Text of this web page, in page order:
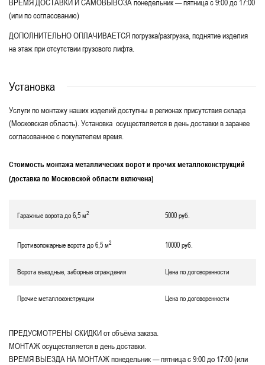
ВРЕМЯ ДОСТАВКИ И САМОВЫВОЗА понедельник — пятница с 9:00 до 17:00
(или по согласованию)
ДОПОЛНИТЕЛЬНО ОПЛАЧИВАЕТСЯ погрузка/разгрузка, поднятие изделия
на этаж при отсутствии грузового лифта.
Установка
Услуги по монтажу наших изделий доступны в регионах присутствия склада
(Московская область). Установка осуществляется в день доставки в заранее
согласованное с покупателем время.
Стоимость монтажа металлических ворот и прочих металлоконструкций
(доставка по Московской области включена)
Гаражные ворота до 6,5 м2 5000 руб.
Противопожарные ворота до 6,5 м2 10000 руб.
Ворота въездные, заборные ограждения Цена по договоренности
Прочие металлоконструкции Цена по договоренности
ПРЕДУСМОТРЕНЫ СКИДКИ от объёма заказа.
МОНТАЖ осуществляется в день доставки.
ВРЕМЯ ВЫЕЗДА НА МОНТАЖ понедельник — пятница с 9:00 до 17:00 (или